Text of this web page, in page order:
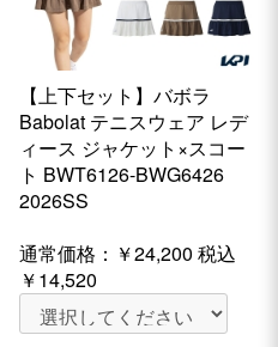
【上下セット】バボラ
Babolat テニスウェア レデ
ィース ジャケット×スコー
ト BWT6126-BWG6426
2026SS
通常価格： ￥24,200 税込
￥14,520